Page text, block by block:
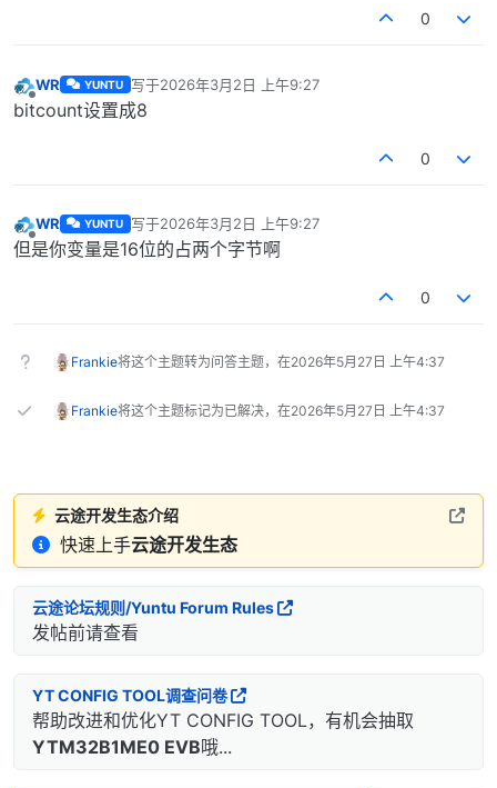
0
离线
WR YUNTU 写于2026年3月2日 上午9:27
最后由 编辑
bitcount设置成8
0
离线
WR YUNTU 写于2026年3月2日 上午9:27
最后由 编辑
但是你变量是16位的占两个字节啊
0
Frankie将这个主题转为问答主题，在2026年5月27日 上午4:37
Frankie将这个主题标记为已解决，在2026年5月27日 上午4:37
云途开发生态介绍
快速上手云途开发生态
云途论坛规则/Yuntu Forum Rules
发帖前请查看
YT CONFIG TOOL调查问卷
帮助改进和优化YT CONFIG TOOL，有机会抽取
YTM32B1ME0 EVB哦...